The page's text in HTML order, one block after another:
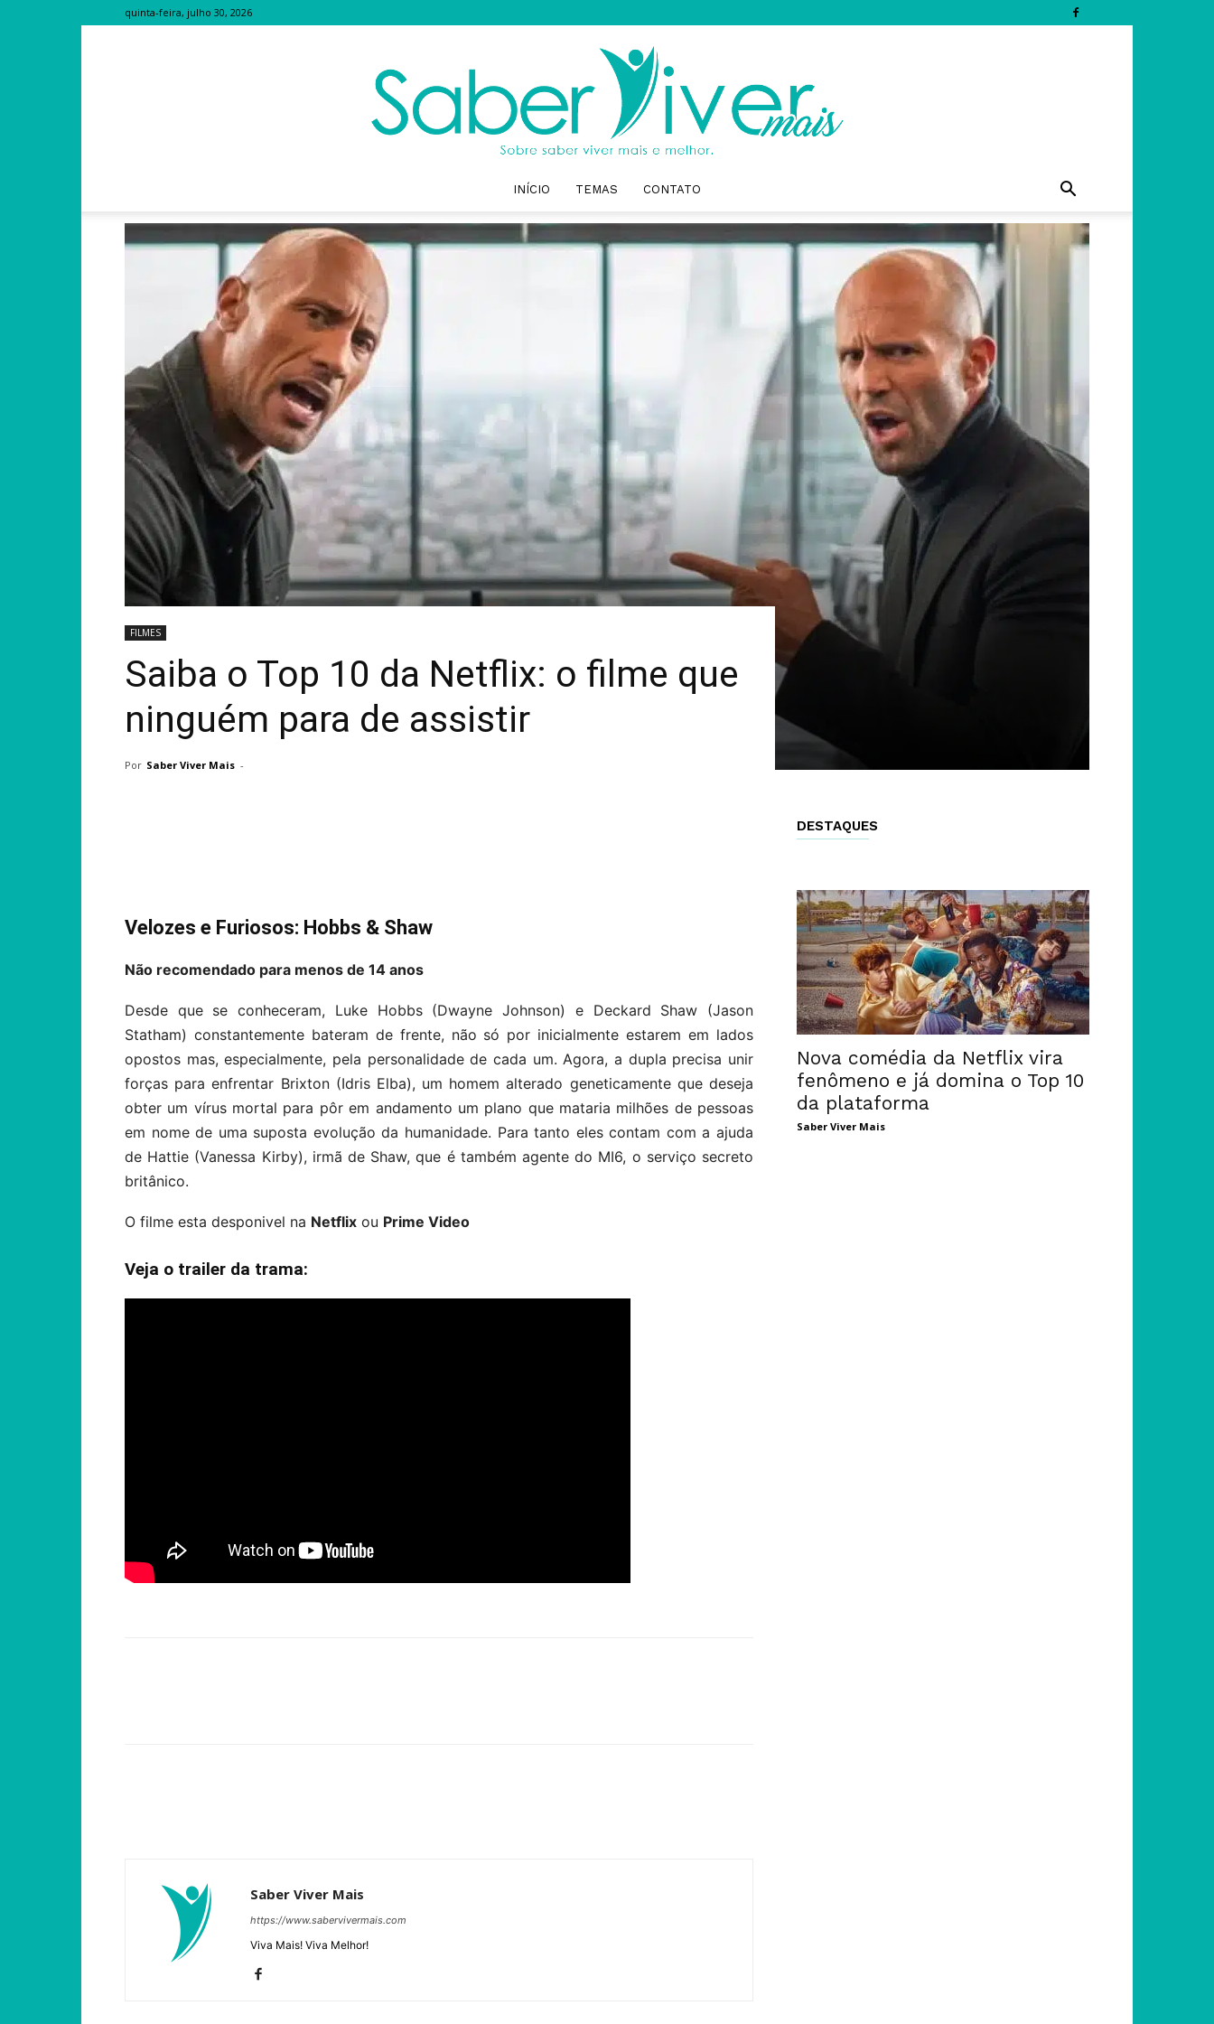
quinta-feira, julho 30, 2026
Saber
INÍCIO TEMAS CONTATO
FILMES
Saiba o Top 10 da Netflix: o filme que
ninguém para de assistir
Por Saber Viver Mais -
Velozes e Furiosos: Hobbs & Shaw
Não recomendado para menos de 14 anos
Desde que se conheceram, Luke Hobbs (Dwayne Johnson) e Deckard Shaw (Jason
Statham) constantemente bateram de frente, não só por inicialmente estarem em lados
opostos mas, especialmente, pela personalidade de cada um. Agora, a dupla precisa unir
forças para enfrentar Brixton (Idris Elba), um homem alterado geneticamente que deseja
obter um vírus mortal para pôr em andamento um plano que mataria milhões de pessoas
em nome de uma suposta evolução da humanidade. Para tanto eles contam com a ajuda
de Hattie (Vanessa Kirby), irmã de Shaw, que é também agente do MI6, o serviço secreto
britânico.
O filme esta desponivel na Netflix ou Prime Video
Veja o trailer da trama:
Saber Viver Mais
https://www.sabervivermais.com
Viva Mais! Viva Melhor!
DESTAQUES
Nova comédia da Netflix vira
fenômeno e já domina o Top 10
da plataforma
Saber Viver Mais